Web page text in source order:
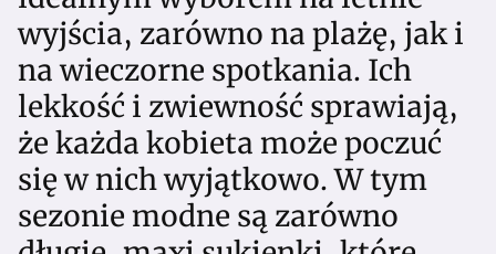
wyjścia, zarówno na plażę, jak i
na wieczorne spotkania. Ich
lekkość i zwiewność sprawiają,
że każda kobieta może poczuć
się w nich wyjątkowo. W tym
sezonie modne są zarówno